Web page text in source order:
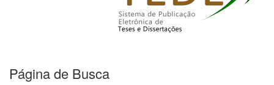
Página de Busca